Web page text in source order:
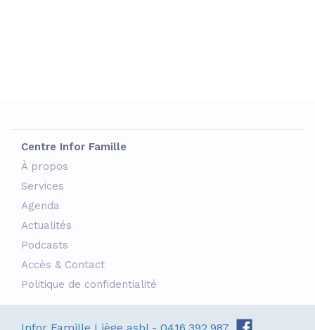
Centre Infor Famille
À propos
Services
Agenda
Actualités
Podcasts
Accès & Contact
Politique de confidentialité